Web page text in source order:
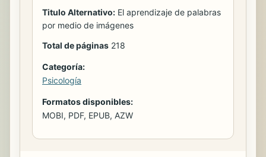
Titulo Alternativo: El aprendizaje de palabras
por medio de imágenes
Total de páginas 218
Categoría:
Psicología
Formatos disponibles:
MOBI, PDF, EPUB, AZW